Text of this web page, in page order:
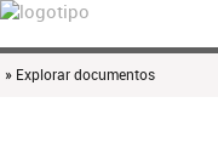
» Explorar documentos